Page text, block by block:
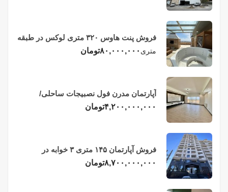
فروش پنت هاوس ۳۲۰ متری لوکس در طبقه
چهاردهم فریدونکنار
متری ۸۰,۰۰۰,۰۰۰تومان
آپارتمان مدرن فول نصبیجات ساحلی/
فریدونکنار
۴,۲۰۰,۰۰۰,۰۰۰تومان
فروش آپارتمان ۱۴۵ متری ۳ خوابه در
فریدونکنار
۸,۷۰۰,۰۰۰,۰۰۰تومان